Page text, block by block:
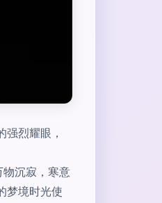
烈耀眼，
沉寂，寒意
梦境时光使